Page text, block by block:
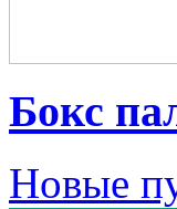
Бокс
Новые